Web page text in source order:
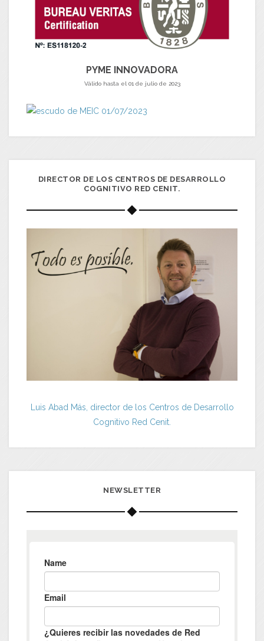
PYME INNOVADORA
Válido hasta el 01 de julio de 2023
DIRECTOR DE LOS CENTROS DE DESARROLLO
COGNITIVO RED CENIT.
Luis Abad Más, director de los Centros de Desarrollo
Cognitivo Red Cenit.
NEWSLETTER